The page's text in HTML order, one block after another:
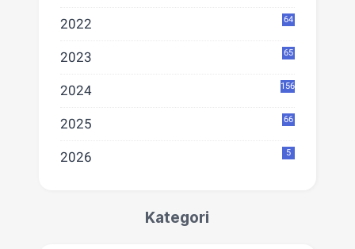
2022 64
2023 65
2024 156
2025 66
2026 5
Kategori